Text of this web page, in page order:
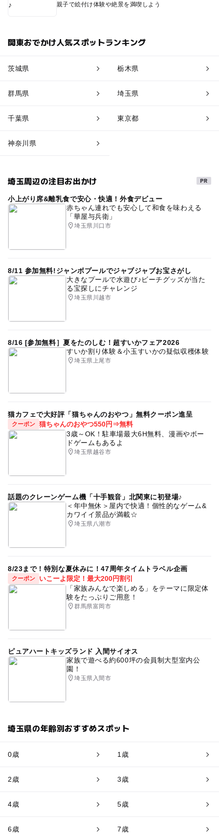
親子で絵付け体験や絶景を満喫しよう
関東おでかけ人気スポットランキング
茨城県 栃木県
群馬県 埼玉県
千葉県 東京都
神奈川県
埼玉周辺の注目お出かけ
小上がり席&離乳食で安心・快適！外食デビュー
赤ちゃん連れでも安心して和食を味わえる
「華屋与兵衛」
埼玉県川口市
8/11 参加無料!ジャンボプールでジャブジャブお宝さがし
大きなプールで水遊び♪ビーチグッズが当た
る宝探しにチャレンジ
埼玉県川越市
8/16 [参加無料］夏をたのしむ！超すいかフェア2026
すいか割り体験＆小玉すいかの疑似収穫体験
埼玉県上尾市
猫カフェで大好評「猫ちゃんのおやつ」無料クーポン進呈
クーポン 猫ちゃんのおやつ550円⇒無料
3歳～OK！駐車場最大6H無料、漫画やボー
ドゲームもあるよ
埼玉県越谷市
話題のクレーンゲーム機「十手観音」北関東に初登場♪
＜年中無休＞屋内で快適！個性的なゲーム&
カワイイ景品が満載☆
埼玉県八潮市
8/23まで！特別な夏休みに！47周年タイムトラベル企画
クーポン
いこーよ限定！最大200円割引
「家族みんなで楽しめる」をテーマに限定体
験をたっぷりご用意！
群馬県富岡市
ピュアハートキッズランド 入間サイオス
家族で遊べる約600坪の会員制大型室内公
園！
埼玉県入間市
埼玉県の年齢別おすすめスポット
0歳 1歳
2歳 3歳
4歳 5歳
6歳 7歳